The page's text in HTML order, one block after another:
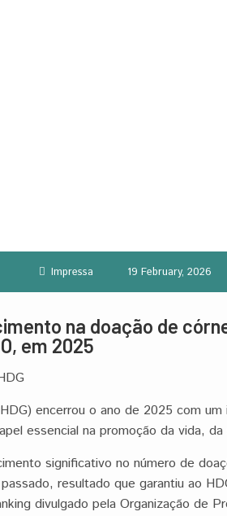
Impressa 19 February, 2026
na doação de
em 2025
encerrou o ano de 2025 com
essencial na promoção da vida,
significativo no número de
resultado que garantiu ao
divulgado pela Organização de